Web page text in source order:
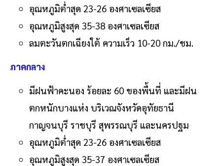
อุณหภูมิต่ำสุด 23-26 องศาเซลเซียส
อุณหภูมิสูงสุด 35-38 องศาเซลเซียส
ลมตะวันตกเฉียงใต้ ความเร็ว 10-20 กม./ชม.
ภาคกลาง
มีฝนฟ้าคะนอง ร้อยละ 60 ของพื้นที่ และมีฝน
ตกหนักบางแห่ง บริเวณจังหวัดอุทัยธานี
กาญจนบุรี ราชบุรี สุพรรณบุรี และนครปฐม
อุณหภูมิต่ำสุด 23-26 องศาเซลเซียส
อุณหภูมิสูงสุด 35-37 องศาเซลเซียส